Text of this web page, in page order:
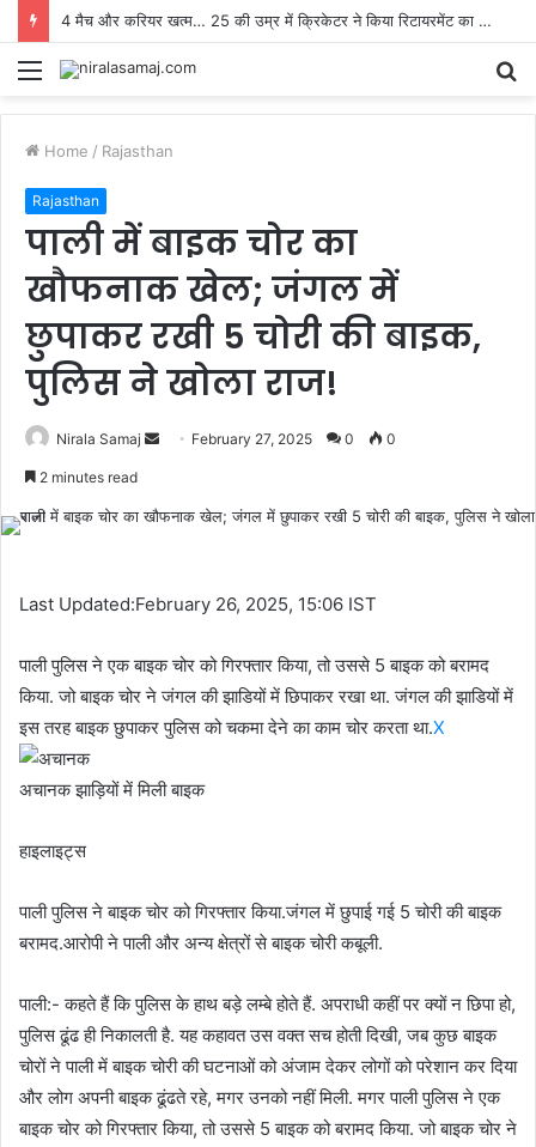
4 मैच और करियर खत्म… 25 की उम्र में क्रिकेटर ने किया रिटायरमेंट का ऐलान, यह मेरी जिंदगी का सबसे कठिन फैसला
Menu
Home / Rajasthan
Rajasthan
पाली में बाइक चोर का
खौफनाक खेल; जंगल में
छुपाकर रखी 5 चोरी की बाइक,
पुलिस ने खोला राज!
Nirala Samaj
Send February 27, 2025 0 0
2 minutes read
Last Updated:February 26, 2025, 15:06 IST
पाली पुलिस ने एक बाइक चोर को गिरफ्तार किया, तो उससे 5 बाइक को बरामद
किया. जो बाइक चोर ने जंगल की झाडियों में छिपाकर रखा था. जंगल की झाडियों में
इस तरह बाइक छुपाकर पुलिस को चकमा देने का काम चोर करता था.X
अचानक झाड़ियों में मिली बाइक
हाइलाइट्स
पाली पुलिस ने बाइक चोर को गिरफ्तार किया.जंगल में छुपाई गई 5 चोरी की बाइक
बरामद.आरोपी ने पाली और अन्य क्षेत्रों से बाइक चोरी कबूली.
पाली:- कहते हैं कि पुलिस के हाथ बड़े लम्बे होते हैं. अपराधी कहीं पर क्यों न छिपा हो,
पुलिस ढूंढ ही निकालती है. यह कहावत उस वक्त सच होती दिखी, जब कुछ बाइक
चोरों ने पाली में बाइक चोरी की घटनाओं को अंजाम देकर लोगों को परेशान कर दिया
और लोग अपनी बाइक ढूंढते रहे, मगर उनको नहीं मिली. मगर पाली पुलिस ने एक
बाइक चोर को गिरफ्तार किया, तो उससे 5 बाइक को बरामद किया. जो बाइक चोर ने